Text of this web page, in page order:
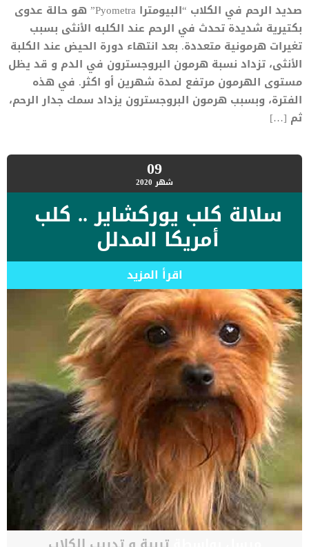
صديد الرحم في الكلاب “البيومترا Pyometra” هو حالة عدوى
بكتيرية شديدة تحدث في الرحم عند الكلبه الأنثى بسبب
تغيرات هرمونية متعددة. بعد انتهاء دورة الحيض عند الكلبة
الأنثى، تزداد نسبة هرمون البروجسترون في الدم و قد يظل
مستوى الهرمون مرتفع لمدة شهرين أو اكثر. في هذه
الفترة، وبسبب هرمون البروجسترون يزداد سمك جدار الرحم،
ثم […]
09شهر 2020
سلالة كلب يوركشاير .. كلب
أمريكا المدلل
اقرأ المزيد